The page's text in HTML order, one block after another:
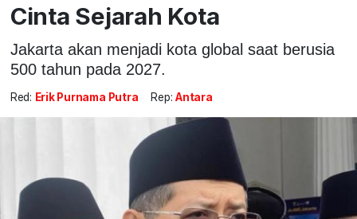
Cinta Sejarah Kota
Jakarta akan menjadi kota global saat berusia
500 tahun pada 2027.
Red: Erik Purnama Putra Rep: Antara